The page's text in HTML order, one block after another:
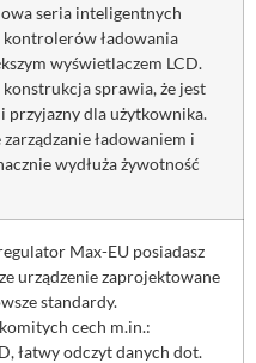
seria inteligentnych
ładowania
wyświetlaczem LCD.
sprawia, że jest
przyjazny dla użytkownika.
ładowaniem i
wydłuża żywotność
Max-EU posiadasz
urządzenie zaprojektowane
standardy.
cech m.in.:
łatwy odczyt danych dot.